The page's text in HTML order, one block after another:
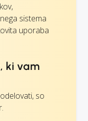
sistema
uporaba
ki vam
so